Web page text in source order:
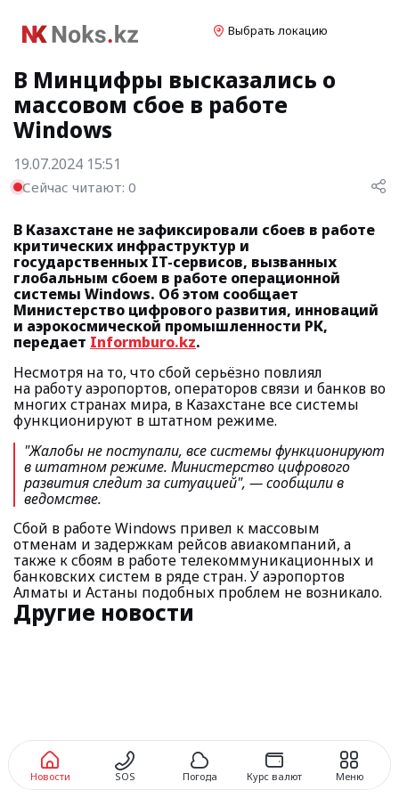
Выбрать локацию
В Минцифры высказались о
массовом сбое в работе
Windows
19.07.2024 15:51
Сейчас читают: 0
В Казахстане не зафиксировали сбоев в работе
критических инфраструктур и
государственных IT-сервисов, вызванных
глобальным сбоем в работе операционной
системы Windows. Об этом сообщает
Министерство цифрового развития, инноваций
и аэрокосмической промышленности РК,
передает Informburo.kz.
Несмотря на то, что сбой серьёзно повлиял
на работу аэропортов, операторов связи и банков во
многих странах мира, в Казахстане все системы
функционируют в штатном режиме.
"Жалобы не поступали, все системы функционируют
в штатном режиме. Министерство цифрового
развития следит за ситуацией", — сообщили в
ведомстве.
Сбой в работе Windows привел к массовым
отменам и задержкам рейсов авиакомпаний, а
также к сбоям в работе телекоммуникационных и
банковских систем в ряде стран. У аэропортов
Алматы и Астаны подобных проблем не возникало.
Другие новости
Новости SOS Погода Курс валют Меню